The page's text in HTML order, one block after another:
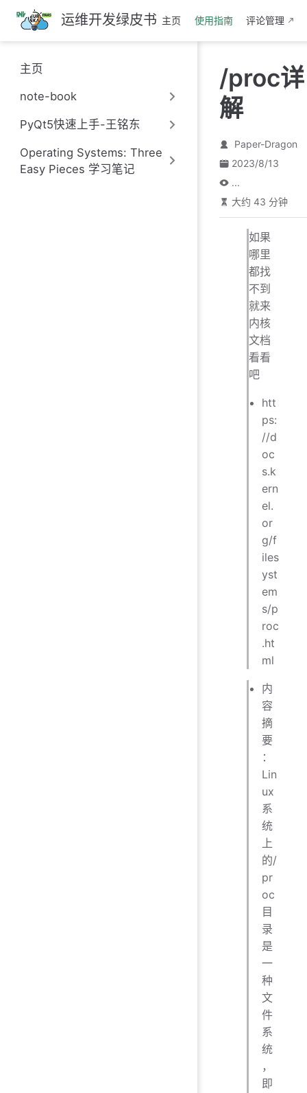
跳
至
主
要
內
运维开发绿皮书 主页 使用指南 评论管理
主页
note-book
PyQt5快速上手-王铭东
Operating Systems: Three
Easy Pieces 学习笔记
/proc详
解
Paper-Dragon
2023/8/13
...
大约 43 分钟
如果
哪里
都找
不到
就来
内核
文档
看看
吧
htt
ps:
//d
oc
s.k
ern
el.
or
g/f
iles
yst
em
s/p
roc
.ht
ml
内
容
摘
要
：
Lin
ux
系
统
上
的/
pr
oc
目
录
是
一
种
文
件
系
统
，
即